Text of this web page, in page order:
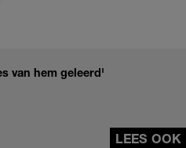
van hem geleerd'
LEES OOK